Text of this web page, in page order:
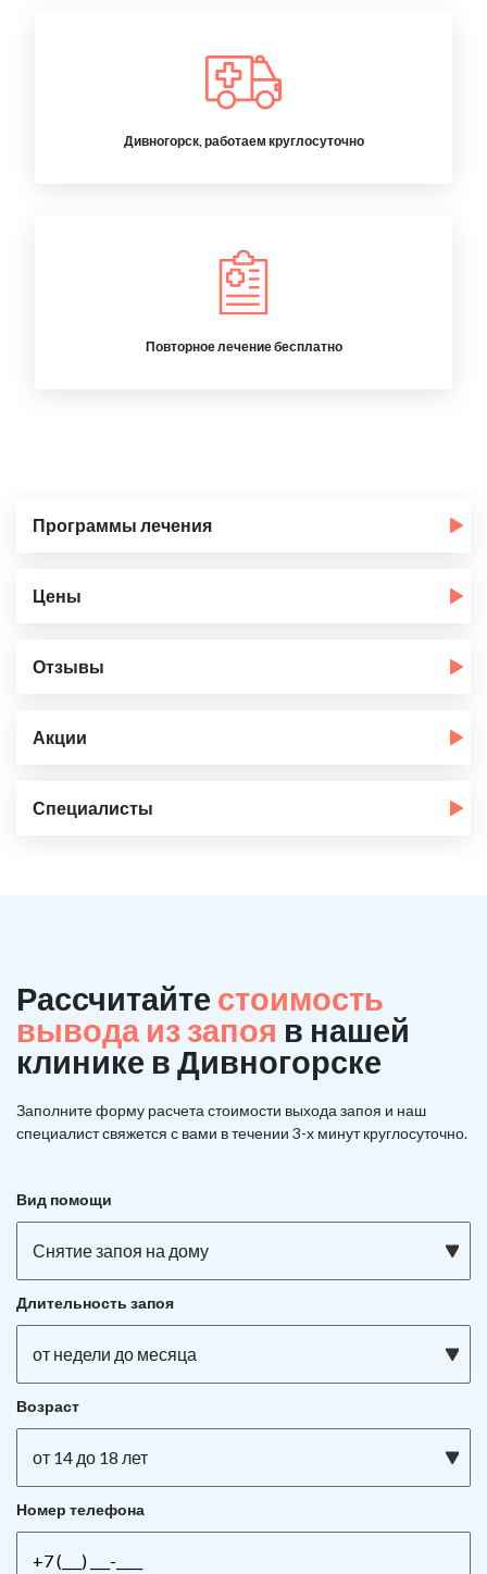
Дивногорск, работаем круглосуточно
Повторное лечение бесплатно
Программы лечения
Цены
Отзывы
Акции
Специалисты
Рассчитайте стоимость
вывода из запоя в нашей
клинике в Дивногорске
Заполните форму расчета стоимости выхода запоя и наш
специалист свяжется с вами в течении 3-х минут круглосуточно.
Вид помощи
Снятие запоя на дому
Длительность запоя
от недели до месяца
Возраст
от 14 до 18 лет
Номер телефона